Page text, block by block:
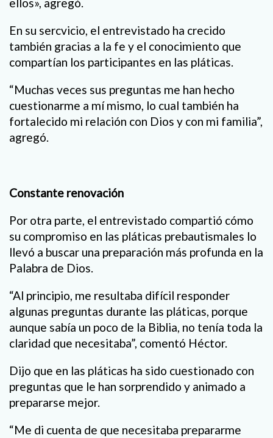
En su sercvicio, el entrevistado ha crecido
también gracias a la fe y el conocimiento que
compartían los participantes en las pláticas.
“Muchas veces sus preguntas me han hecho
cuestionarme a mí mismo, lo cual también ha
fortalecido mi relación con Dios y con mi familia”,
agregó.
Constante renovación
Por otra parte, el entrevistado compartió cómo
su compromiso en las pláticas prebautismales lo
llevó a buscar una preparación más profunda en la
Palabra de Dios.
“Al principio, me resultaba difícil responder
algunas preguntas durante las pláticas, porque
aunque sabía un poco de la Biblia, no tenía toda la
claridad que necesitaba”, comentó Héctor.
Dijo que en las pláticas ha sido cuestionado con
preguntas que le han sorprendido y animado a
prepararse mejor.
“Me di cuenta de que necesitaba prepararme